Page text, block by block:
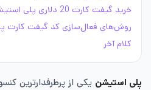
خرید گیفت کارت 20 دلاری پلی استیشن
روش‌های فعال‌سازی کد گیفت کارت
کلام آخر
پلی استیشن یکی از پرطرفدارترین